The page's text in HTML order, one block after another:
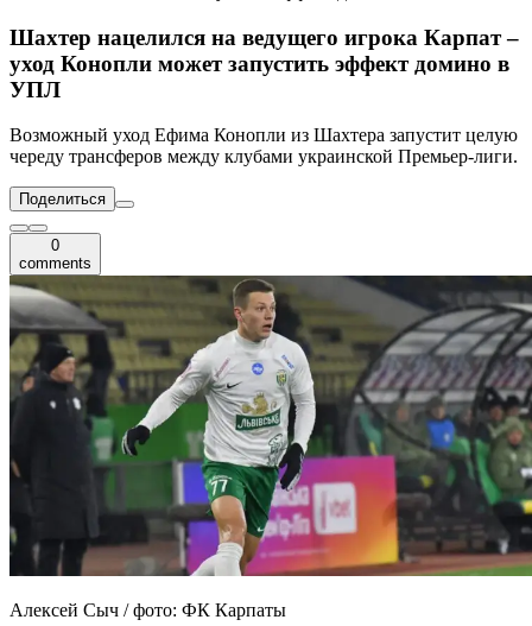
Шахтер нацелился на ведущего игрока Карпат –
уход Конопли может запустить эффект домино в
УПЛ
Возможный уход Ефима Конопли из Шахтера запустит целую
череду трансферов между клубами украинской Премьер-лиги.
Поделиться
0
comments
Алексей Сыч / фото: ФК Карпаты